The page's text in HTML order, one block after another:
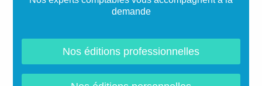
demande
Nos éditions professionnelles